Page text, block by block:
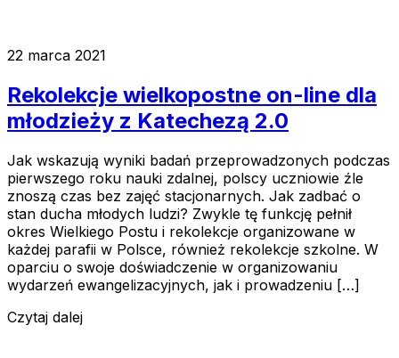
22 marca 2021
Rekolekcje wielkopostne on-line dla
młodzieży z Katechezą 2.0
Jak wskazują wyniki badań przeprowadzonych podczas
pierwszego roku nauki zdalnej, polscy uczniowie źle
znoszą czas bez zajęć stacjonarnych. Jak zadbać o
stan ducha młodych ludzi? Zwykle tę funkcję pełnił
okres Wielkiego Postu i rekolekcje organizowane w
każdej parafii w Polsce, również rekolekcje szkolne. W
oparciu o swoje doświadczenie w organizowaniu
wydarzeń ewangelizacyjnych, jak i prowadzeniu […]
Czytaj dalej